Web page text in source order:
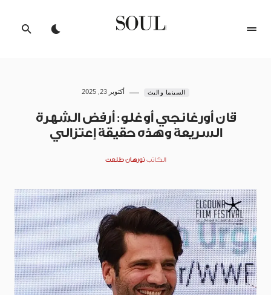
السينما والبث أكتوبر 23, 2025
قان أورغانجي أوغلو: أرفض الشهرة
السريعة وهذه حقيقة إعتزالي
الكاتب نورهان طلعت